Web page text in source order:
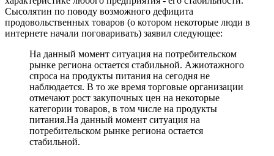
Сысолятин по поводу возможного дефицита
продовольственных товаров (о котором некоторые люди в
интернете начали поговаривать) заявил следующее:
На данный момент ситуация на потребительском
рынке региона остается стабильной. Ажиотажного
спроса на продукты питания на сегодня не
наблюдается. В то же время торговые организации
отмечают рост закупочных цен на некоторые
категории товаров, в том числе на продукты
питания.На данный момент ситуация на
потребительском рынке региона остается
стабильной.